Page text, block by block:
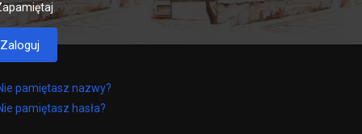
dydaktyczno-28 sierpnia 2026
Zaloguj
pamiętasz nazwy?
pamiętasz hasła?